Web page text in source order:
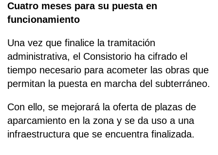
Cuatro meses para su puesta en
funcionamiento
Una vez que finalice la tramitación
administrativa, el Consistorio ha cifrado el
tiempo necesario para acometer las obras que
permitan la puesta en marcha del subterráneo.
Con ello, se mejorará la oferta de plazas de
aparcamiento en la zona y se da uso a una
infraestructura que se encuentra finalizada.